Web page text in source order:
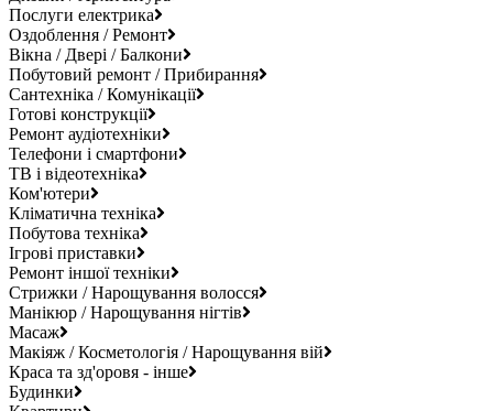
Послуги електрика
Оздоблення / Ремонт
Вікна / Двері / Балкони
Побутовий ремонт / Прибирання
Сантехніка / Комунікації
Готові конструкції
Ремонт аудіотехніки
Телефони і смартфони
ТВ і відеотехніка
Ком'ютери
Кліматична техніка
Побутова техніка
Ігрові приставки
Ремонт іншої техніки
Стрижки / Нарощування волосся
Манікюр / Нарощування нігтів
Масаж
Макіяж / Косметологія / Нарощування вій
Краса та зд'оровя - інше
Будинки